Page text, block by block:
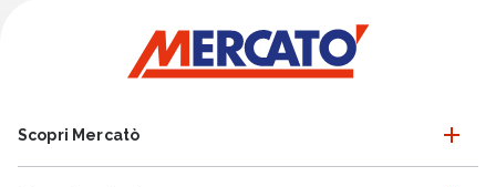
Scopri Mercatò